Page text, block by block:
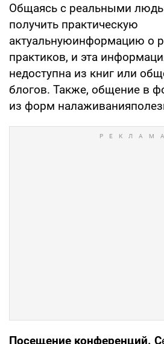
Общаясь с реальными
получить практическую
актуальнуюинформацию о
практиков, и эта
недоступна из книг или
блогов. Также, общение в
из форм
Посещение конференций. С